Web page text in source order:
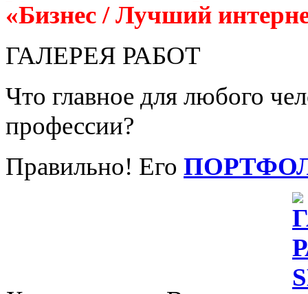
«Бизнес / Лучший
ГАЛЕРЕЯ РАБОТ
Что главное для любого
профессии?
Правильно! Его